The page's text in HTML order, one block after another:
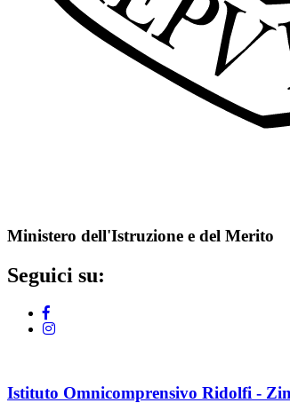
Ministero dell'Istruzione e del Merito
Seguici su:
Istituto Omnicomprensivo Ridolfi -